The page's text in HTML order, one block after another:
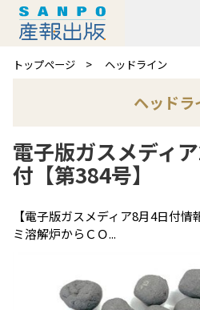
トップページ ヘッドライン
ヘッドラ
電子版ガスメディ
付【第384号】
【電子版ガスメディア8月4日付
ミ溶解炉からＣＯ...